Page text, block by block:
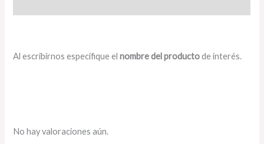
Al escribirnos especifique elnombre del productode interés.
No hay valoraciones aún.